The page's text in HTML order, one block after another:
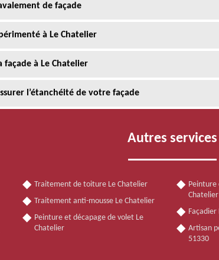
de façade
à Le Chatelier
façade à Le Chatelier
l’étanchéité de votre façade
Autres services
Traitement de toiture Le Chatelier
Traitement anti-mousse Le Chatelier
Peinture et décapage de volet Le
Chatelier
Peinture
Chatelier
Façadier
Artisan
51330